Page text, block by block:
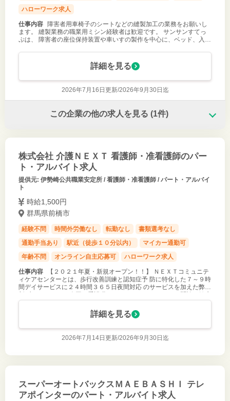
ハローワーク求人
仕事内容 障害者用車椅子のシートなどの縫製加工の業務をお願いし
ます。 縫製業務の職業用ミシン経験者は歓迎です。 サンサンすてっ
ぷは、 障害者の座位保持装置や車いすの製作を中心に、ベッド、入浴
軽 減する為の福
詳細を見る
2026年7月16日更新/2026年9月30日迄
この企業の他の求人を見る (1件)
株式会社 介護ＮＥＸＴ 看護師・准看護師のパー
ト・アルバイト求人
提供元: 伊勢崎公共職業安定所 / 看護師・准看護師 / パート・アルバイ
ト
時給1,500円
群馬県前橋市
経験不問 時間外労働なし 転勤なし
書類選考なし
通勤手当あり
駅近（徒歩１０分以内）
マイカー通勤可
年齢不問
オンライン自主応募可 ハローワーク求人
仕事内容
【２０２１年夏・新規オープン！！】 ＮＥＸＴコミュニテ
ィケアセンターとは、歩行改善訓練と認知症予 防に特化した７～９時
間デイサービスに２４時間３６５日夜間対応 のサービスを加えた弊社
観察、入浴介助
詳細を見る
2026年7月14日更新/2026年9月30日迄
スーパーオートバックスＭＡＥＢＡＳＨＩ テレ
アポインターのパート・アルバイト求人